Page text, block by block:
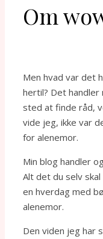
Om
Men hvad var det
hertil? Det handler
sted at finde råd,
vide jeg, ikke var
for alenemor.
Min blog handler
Alt det du selv
en hverdag med
alenemor.
Den viden jeg har